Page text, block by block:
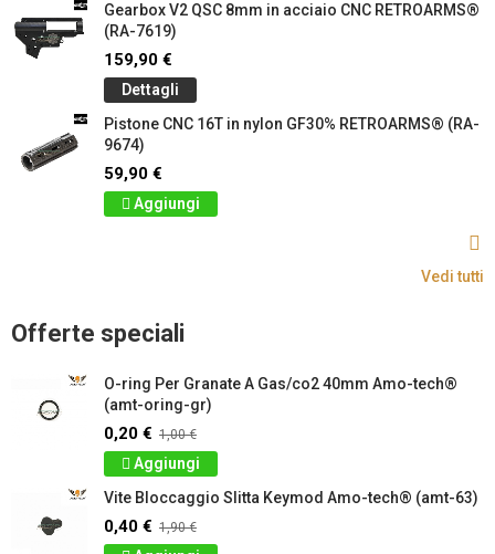
Gearbox V2 QSC 8mm in acciaio CNC RETROARMS®
(RA-7619)
159,90 €
Dettagli
Pistone CNC 16T in nylon GF30% RETROARMS® (RA-
9674)
59,90 €
Aggiungi
Vedi tutti
Offerte speciali
O-ring Per Granate A Gas/co2 40mm Amo-tech®
(amt-oring-gr)
0,20 € 1,00 €
Aggiungi
Vite Bloccaggio Slitta Keymod Amo-tech® (amt-63)
0,40 € 1,90 €